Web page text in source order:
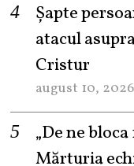
Șapte
atacul
Cristur
august 10, 2026
„De ne
Mărturia